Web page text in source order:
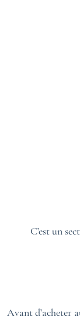
C’est un
Avant d’acheter